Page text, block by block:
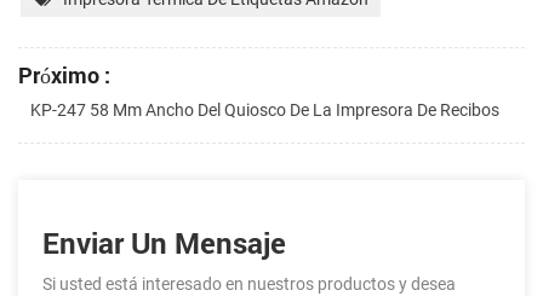
Próximo :
KP-247 58 Mm Ancho Del Quiosco De La Impresora De Recibos
Enviar Un Mensaje
Si usted está interesado en nuestros productos y desea